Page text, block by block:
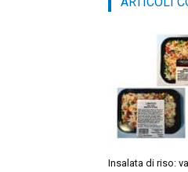
Insalata di riso: